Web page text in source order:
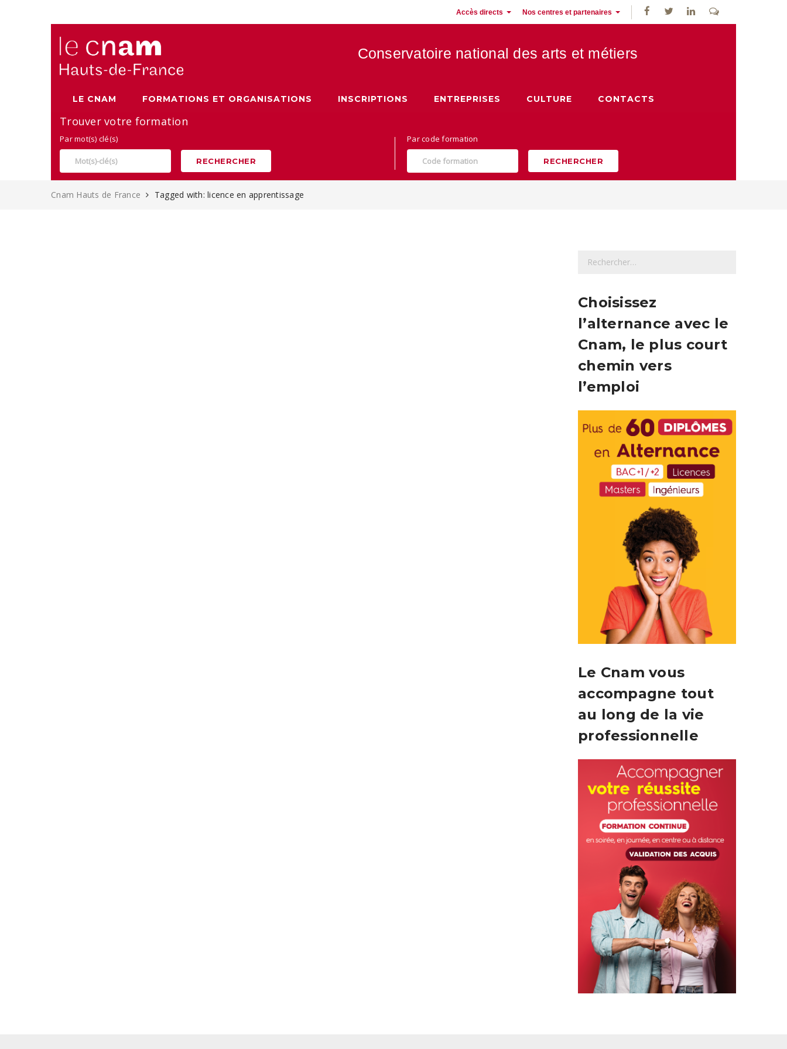
Accès directs Nos centres et partenaires
Conservatoire national des arts et métiers
LE CNAM FORMATIONS ET ORGANISATIONS INSCRIPTIONS ENTREPRISES CULTURE CONTACTS
Trouver votre formation
Par mot(s) clé(s)
RECHERCHER
Par code formation
RECHERCHER
Cnam Hauts de France Tagged with: licence en apprentissage
h
r
c
e
r
:
Choisissez
l’alternance avec le
Cnam, le plus court
chemin vers
l’emploi
Le Cnam vous
accompagne tout
au long de la vie
professionnelle